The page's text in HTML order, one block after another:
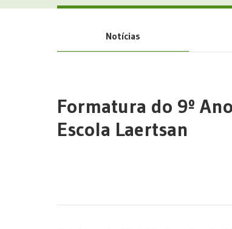
Notícias
Formatura do 9º
Escola Laertsan